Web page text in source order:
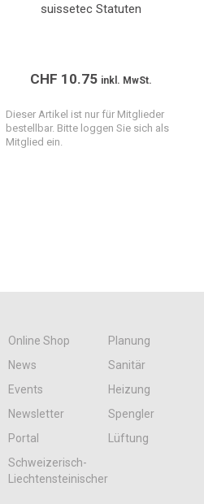
suissetec Statuten
CHF 10.75 inkl. MwSt.
Dieser Artikel ist nur für Mitglieder
bestellbar. Bitte loggen Sie sich als
Mitglied ein.
Online Shop
Planung
News
Sanitär
Events
Heizung
Newsletter
Spengler
Portal
Lüftung
Schweizerisch-
Liechtensteinischer